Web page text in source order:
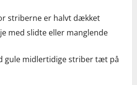
striberne er halvt dækket
med slidte eller manglende
gule midlertidige striber tæt på